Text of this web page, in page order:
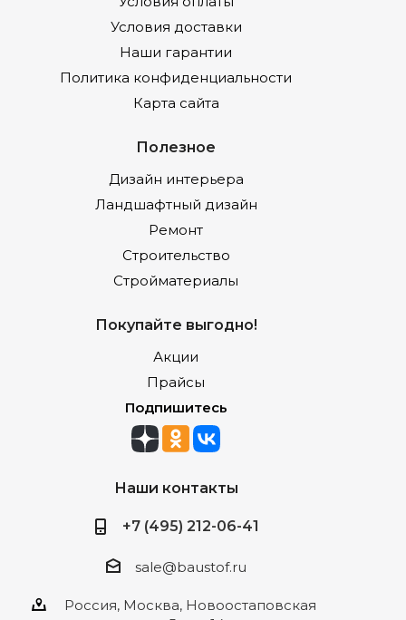
Условия доставки
Наши гарантии
Политика конфиденциальности
Карта сайта
Полезное
Дизайн интерьера
Ландшафтный дизайн
Ремонт
Строительство
Стройматериалы
Покупайте выгодно!
Акции
Прайсы
Подпишитесь
Наши контакты
+7 (495) 212-06-41
sale@baustof.ru
Россия, Москва, Новоостаповская